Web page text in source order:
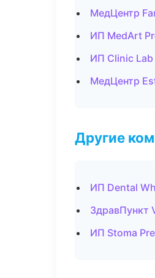
МедЦентр
ИП MedArt
ИП Clinic
МедЦентр
Другие
ИП Dental
ЗдравПункт
ИП Stoma